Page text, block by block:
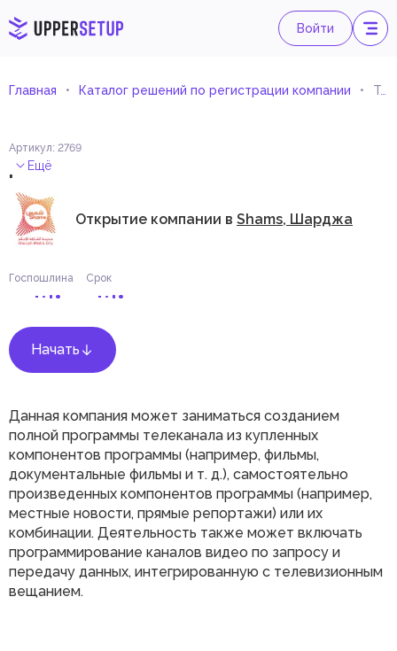
Войти
Главная Каталог решений по регистрации компании Телевизионные программы и радиовещательная деятельность
Артикул: 2769
. Ещё
Открытие компании в Shams, Шарджа
Госпошлина Срок
Начать
Данная компания может заниматься созданием
полной программы телеканала из купленных
компонентов программы (например, фильмы,
документальные фильмы и т. д.), самостоятельно
произведенных компонентов программы (например,
местные новости, прямые репортажи) или их
комбинации. Деятельность также может включать
программирование каналов видео по запросу и
передачу данных, интегрированную с телевизионным
вещанием.